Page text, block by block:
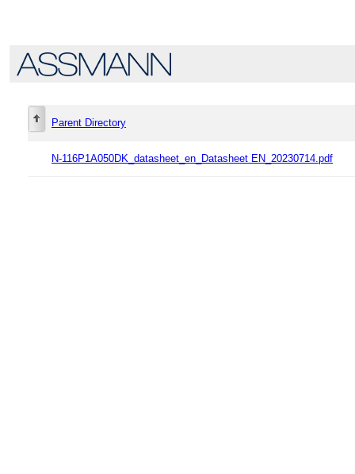
Parent Directory
N-116P1A050DK_datasheet_en_Datasheet EN_20230714.pdf